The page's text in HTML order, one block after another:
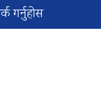
गर्नुहोस